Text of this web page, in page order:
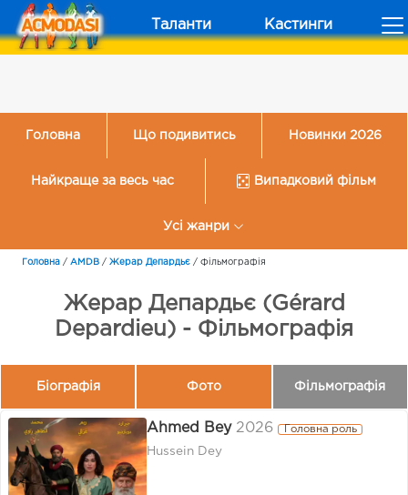
Таланти Кастинги
Головна Що подивитись Новинки 2026
Найкраще за весь час Випадковий фільм
Усі жанри
Головна / AMDB / Жерар Депардьє / Фільмографія
Жерар Депардьє (Gérard
Depardieu) - Фільмографія
Біографія Фото Фільмографія
Ahmed Bey 2026 Головна роль
Hussein Dey